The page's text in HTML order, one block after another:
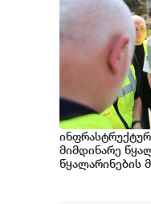
მიმდინარე
წყალარინების